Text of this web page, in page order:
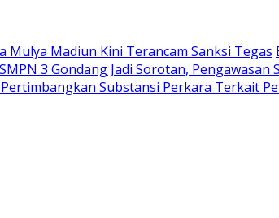
Mulya Madiun Kini Terancam Sanksi Tegas
3 Gondang Jadi Sorotan,
Substansi Perkara Terkait